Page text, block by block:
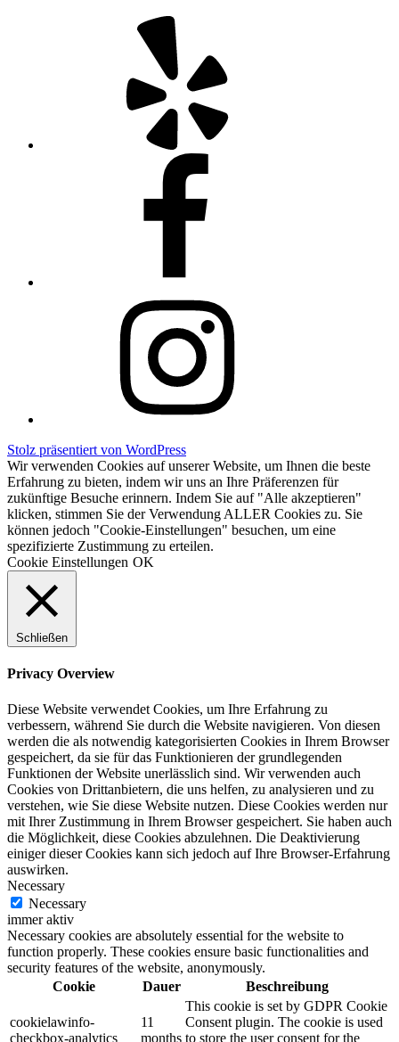
Stolz präsentiert von WordPress
Wir verwenden Cookies auf unserer Website, um Ihnen die beste
Erfahrung zu bieten, indem wir uns an Ihre Präferenzen für
zukünftige Besuche erinnern. Indem Sie auf "Alle akzeptieren"
klicken, stimmen Sie der Verwendung ALLER Cookies zu. Sie
können jedoch "Cookie-Einstellungen" besuchen, um eine
spezifizierte Zustimmung zu erteilen.
Cookie Einstellungen OK
Schließen
Privacy Overview
Diese Website verwendet Cookies, um Ihre Erfahrung zu
verbessern, während Sie durch die Website navigieren. Von diesen
werden die als notwendig kategorisierten Cookies in Ihrem Browser
gespeichert, da sie für das Funktionieren der grundlegenden
Funktionen der Website unerlässlich sind. Wir verwenden auch
Cookies von Drittanbietern, die uns helfen, zu analysieren und zu
verstehen, wie Sie diese Website nutzen. Diese Cookies werden nur
mit Ihrer Zustimmung in Ihrem Browser gespeichert. Sie haben auch
die Möglichkeit, diese Cookies abzulehnen. Die Deaktivierung
einiger dieser Cookies kann sich jedoch auf Ihre Browser-Erfahrung
auswirken.
Necessary
Necessary
immer aktiv
Necessary cookies are absolutely essential for the website to
function properly. These cookies ensure basic functionalities and
security features of the website, anonymously.
Cookie
Dauer Beschreibung
cookielawinfo-
checkbox-analytics
11
months
This cookie is set by GDPR Cookie
Consent plugin. The cookie is used
to store the user consent for the